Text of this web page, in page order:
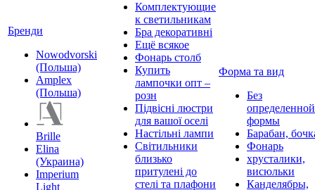
Бренди
Nowodvorski
(Польша)
Amplex
(Польша)
Brille
Elina
(Украина)
Imperium
Light
Комплектующие
к светильникам
Бра декоративні
Ещё всякое
Фонарь столб
Купить
лампочки опт –
розн
Підвісні люстри
для вашої оселі
Настільні лампи
Світильники
близько
притулені до
стелі та плафони
Форма та вид
Без
определенной
формы
Барабан,
Фонарь
хрусталики,
висюльки
Канделябры,